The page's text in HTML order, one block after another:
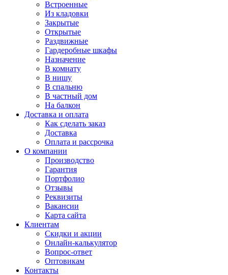
Встроенные
Из кладовки
Закрытые
Открытые
Раздвижные
Гардеробные шкафы
Назначение
В комнату
В нишу
В спальню
В частный дом
На балкон
Доставка и оплата
Как сделать заказ
Доставка
Оплата и рассрочка
О компании
Производство
Гарантия
Портфолио
Отзывы
Реквизиты
Вакансии
Карта сайта
Клиентам
Скидки и акции
Онлайн-калькулятор
Вопрос-ответ
Оптовикам
Контакты